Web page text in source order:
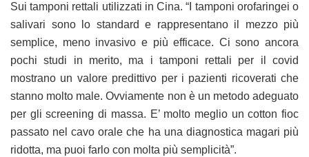
Sui tamponi rettali utilizzati in Cina. “I tamponi orofaringei o
salivari sono lo standard e rappresentano il mezzo più
semplice, meno invasivo e più efficace. Ci sono ancora
pochi studi in merito, ma i tamponi rettali per il covid
mostrano un valore predittivo per i pazienti ricoverati che
stanno molto male. Ovviamente non è un metodo adeguato
per gli screening di massa. E’ molto meglio un cotton fioc
passato nel cavo orale che ha una diagnostica magari più
ridotta, ma puoi farlo con molta più semplicità”.